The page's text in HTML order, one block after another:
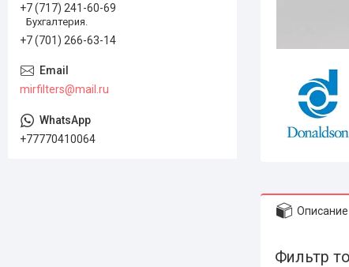
Описание
Фильтр
+7 (717) 241-60-69
Бухгалтерия.
+7 (701) 266-63-14
mirfilters@mail.ru
+77770410064